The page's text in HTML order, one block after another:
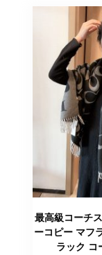
い
順
最高級コーチ
ーコピー マフ
ラック コ